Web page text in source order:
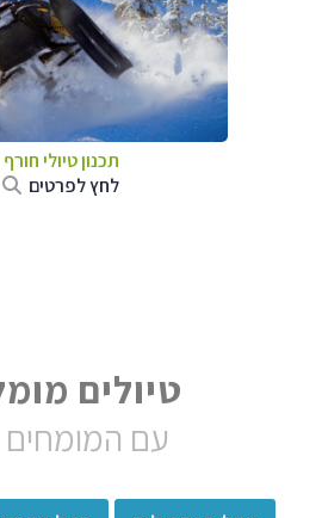
תכנון טיולי חורף
לחץ לפרטים
טיולים
עם המומחים